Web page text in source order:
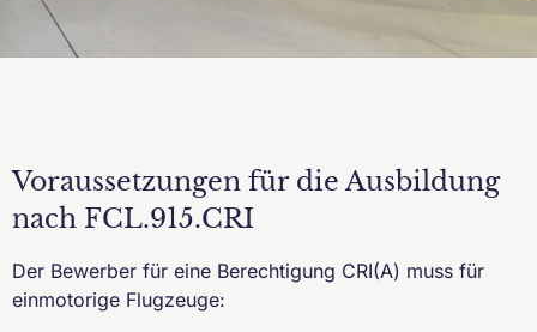
Voraussetzungen für die Ausbildung
nach FCL.915.CRI
Der Bewerber für eine Berechtigung CRI(A) muss für
einmotorige Flugzeuge: